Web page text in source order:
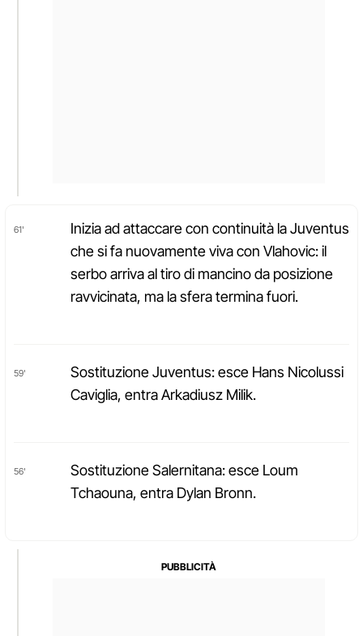
61'
Inizia ad attaccare con continuità la Juventus
che si fa nuovamente viva con Vlahovic: il
serbo arriva al tiro di mancino da posizione
ravvicinata, ma la sfera termina fuori.
59'
Sostituzione Juventus: esce Hans Nicolussi
Caviglia, entra Arkadiusz Milik.
56'
Sostituzione Salernitana: esce Loum
Tchaouna, entra Dylan Bronn.